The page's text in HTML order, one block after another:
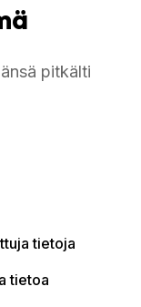
pitkälti
tietoja
tietoa